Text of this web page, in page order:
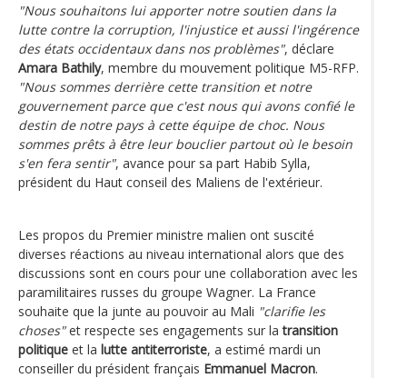
"Nous souhaitons lui apporter notre soutien dans la
lutte contre la corruption, l'injustice et aussi l'ingérence
des états occidentaux dans nos problèmes", déclare
Amara Bathily, membre du mouvement politique M5-RFP.
"Nous sommes derrière cette transition et notre
gouvernement parce que c'est nous qui avons confié le
destin de notre pays à cette équipe de choc. Nous
sommes prêts à être leur bouclier partout où le besoin
s'en fera sentir", avance pour sa part Habib Sylla,
président du Haut conseil des Maliens de l'extérieur.
Les propos du Premier ministre malien ont suscité
diverses réactions au niveau international alors que des
discussions sont en cours pour une collaboration avec les
paramilitaires russes du groupe Wagner. La France
souhaite que la junte au pouvoir au Mali "clarifie les
choses"et respecte ses engagements sur latransition
politique et la lutte antiterroriste, a estimé mardi un
conseiller du président français Emmanuel Macron.